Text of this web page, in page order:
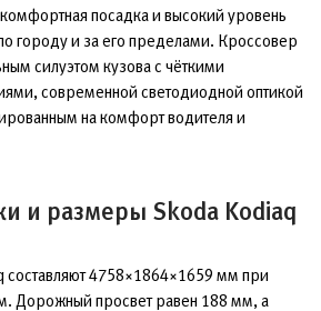
посадка и высокий уровень
городу и за его пределами. Кроссовер
силуэтом кузова с чёткими
современной светодиодной оптикой
на комфорт водителя и
и размеры Skoda Kodiaq
составляют 4758×1864×1659 мм при
Дорожный просвет равен 188 мм, а